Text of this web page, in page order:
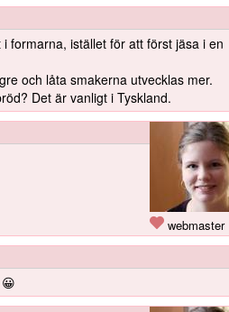
formarna, istället för att först jäsa i en
och låta smakerna utvecklas mer.
Det är vanligt i Tyskland.
webmaster